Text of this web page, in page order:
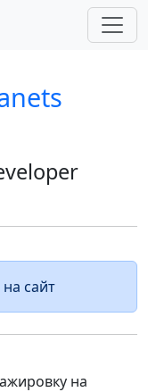
на сайт
на